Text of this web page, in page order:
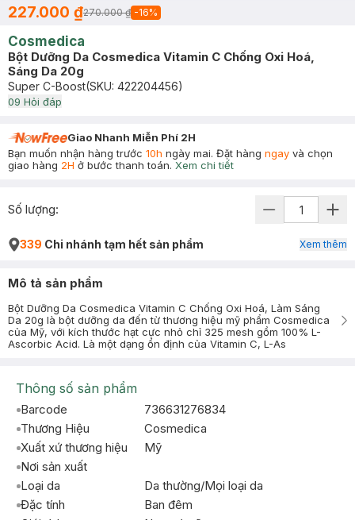
227.000 ₫270.000 ₫ -16%
Cosmedica
Bột Dưỡng Da Cosmedica Vitamin C Chống Oxi Hoá,
Sáng Da 20g
Super C-Boost(SKU: 422204456)
09 Hỏi đáp
Giao Nhanh Miễn Phí 2H
Bạn muốn nhận hàng trước 10h ngày mai. Đặt hàng ngay và chọn
giao hàng 2H ở bước thanh toán. Xem chi tiết
Số lượng:
339 Chi nhánh tạm hết sản phẩm Xem thêm
Mô tả sản phẩm
Bột Dưỡng Da Cosmedica Vitamin C Chống Oxi Hoá, Làm Sáng
Da 20g là bột dưỡng da đến từ thương hiệu mỹ phẩm Cosmedica
của Mỹ, với kích thước hạt cực nhỏ chỉ 325 mesh gồm 100% L-
Ascorbic Acid. Là một dạng ổn định của Vitamin C, L-As
Thông số sản phẩm
Barcode
736631276834
Thương Hiệu
Cosmedica
Xuất xứ thương hiệu
Mỹ
Nơi sản xuất
Loại da
Da thường/Mọi loại da
Đặc tính
Ban đêm